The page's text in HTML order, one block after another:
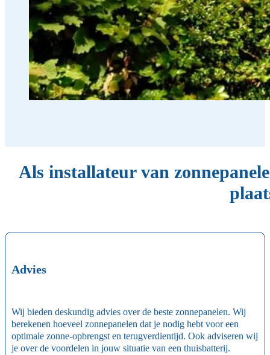
Als installateur van
Advies
Wij bieden deskundig advies over de beste zonnepanelen. Wij
berekenen hoeveel zonnepanelen dat je nodig hebt voor een
optimale zonne-opbrengst en terugverdientijd. Ook adviseren wij
je over de voordelen in jouw situatie van een thuisbatterij.